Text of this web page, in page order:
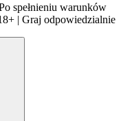
spełnieniu warunków
| Graj odpowiedzialnie